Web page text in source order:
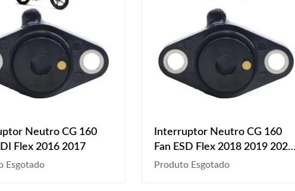
Neutro CG 160
Flex 2016 2017
Esgotado
Interruptor Neutro CG 160
Fan ESD Flex 2018 2019 2020
2021 2022 2023
Produto Esgotado